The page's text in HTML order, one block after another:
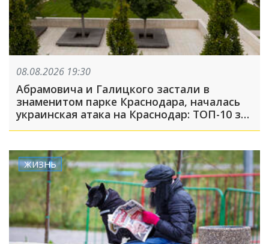
08.08.2026 19:30
Абрамовича и Галицкого застали в
знаменитом парке Краснодара, началась
украинская атака на Краснодар: ТОП-10 за
ЖИЗНЬ